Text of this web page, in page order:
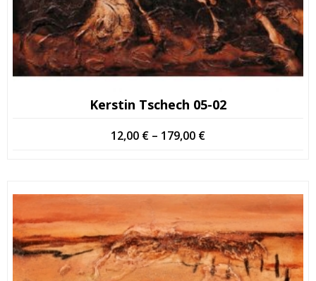
Kerstin Tschech 05-02
12,00 € – 179,00 €Price